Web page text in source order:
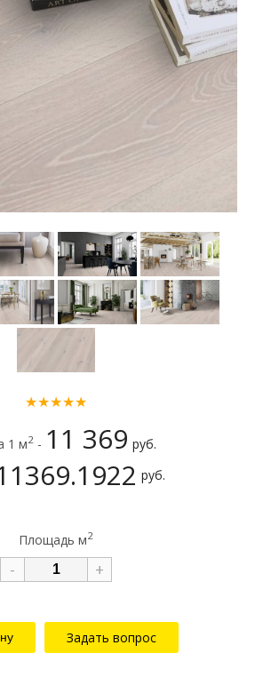
★★★★★
1 м2- 11 369 руб.
руб.
Площадь м2
- +
Задать вопрос